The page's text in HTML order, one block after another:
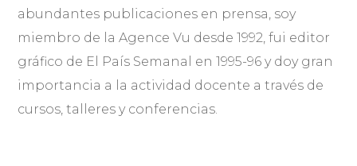
abundantes publicaciones en prensa, soy
miembro de la Agence Vu desde 1992, fui editor
gráfico de El País Semanal en 1995-96 y doy gran
importancia a la actividad docente a través de
cursos, talleres y conferencias.